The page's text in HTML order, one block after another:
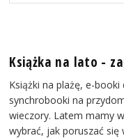
Książka na lato -
Książki na plażę, e-
synchrobooki na
wieczory. Latem mamy
wybrać, jak poruszać się